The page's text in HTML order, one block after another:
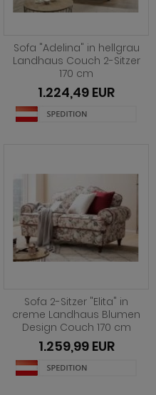
Sofa "Adelina" in hellgrau
Landhaus Couch 2-Sitzer
170 cm
1.224,49 EUR
Sofa 2-Sitzer "Elita" in
creme Landhaus Blumen
Design Couch 170 cm
1.259,99 EUR